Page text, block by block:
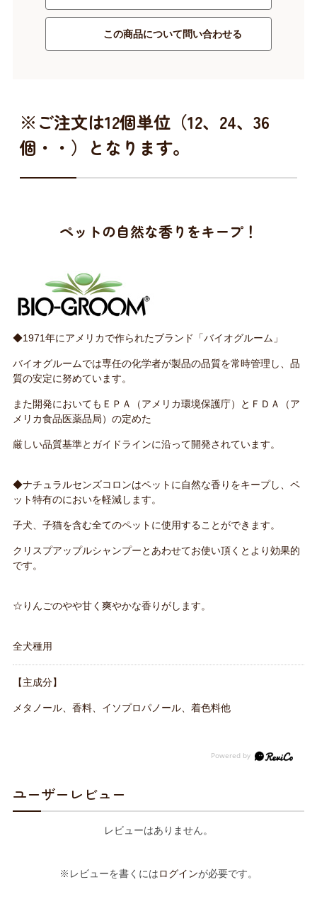
この商品について問い合わせる
※ご注文は12個単位（12、24、36
個・・）となります。
ペットの自然な香りをキープ！
◆1971年にアメリカで作られたブランド「バイオグルーム」
バイオグルームでは専任の化学者が製品の品質を常時管理し、品
質の安定に努めています。
また開発においてもＥＰＡ（アメリカ環境保護庁）とＦＤＡ（ア
メリカ食品医薬品局）の定めた
厳しい品質基準とガイドラインに沿って開発されています。
◆ナチュラルセンズコロンはペットに自然な香りをキープし、ペ
ット特有のにおいを軽減します。
子犬、子猫を含む全てのペットに使用することができます。
クリスプアップルシャンプーとあわせてお使い頂くとより効果的
です。
☆りんごのやや甘く爽やかな香りがします。
全犬種用
【主成分】
メタノール、香料、イソプロパノール、着色料他
ユーザーレビュー
レビューはありません。
※レビューを書くにはログインが必要です。